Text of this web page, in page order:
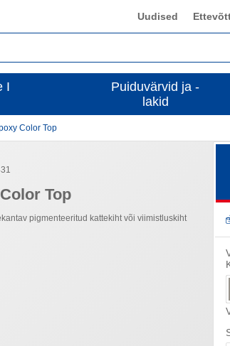
Uudised
I
Puiduvärvid ja -
lakid
Color Top
Top
pigmenteeritud kattekiht või viimistluskiht